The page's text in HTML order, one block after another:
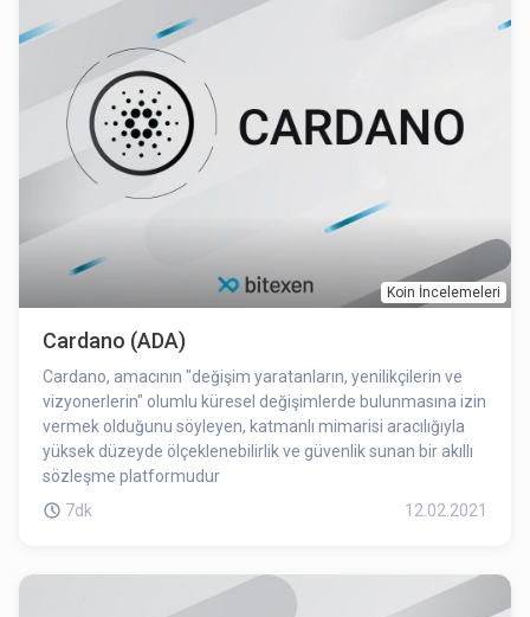
Koin İncelemeleri
Cardano (ADA)
Cardano, amacının "değişim yaratanların, yenilikçilerin ve
vizyonerlerin" olumlu küresel değişimlerde bulunmasına izin
vermek olduğunu söyleyen, katmanlı mimarisi aracılığıyla
yüksek düzeyde ölçeklenebilirlik ve güvenlik sunan bir akıllı
sözleşme platformudur
7dk
12.02.2021